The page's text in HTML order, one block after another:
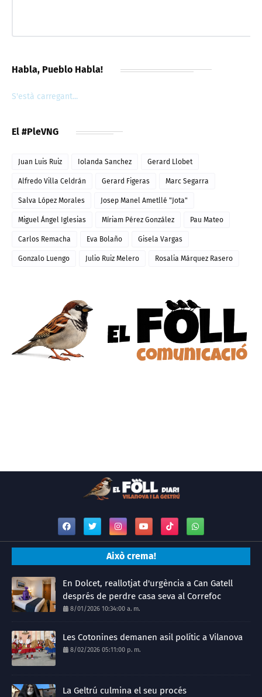
Habla, Pueblo Habla!
S'està carregant...
El #PleVNG
Juan Luis Ruiz Iolanda Sanchez Gerard Llobet
Alfredo Villa Celdrán Gerard Figeras Marc Segarra
Salva López Morales Josep Manel Ametllé "Jota"
Miguel Ángel Iglesias Míriam Pérez González Pau Mateo
Carlos Remacha Eva Bolaño Gisela Vargas
Gonzalo Luengo Julio Ruiz Melero Rosalia Márquez Rasero
Això crema!
En Dolcet, reallotjat d'urgència a Can Gatell
després de perdre casa seva al Correfoc
8/01/2026 10:34:00 a. m.
Les Cotonines demanen asil polític a Vilanova
8/02/2026 05:11:00 p. m.
La Geltrú culmina el seu procés